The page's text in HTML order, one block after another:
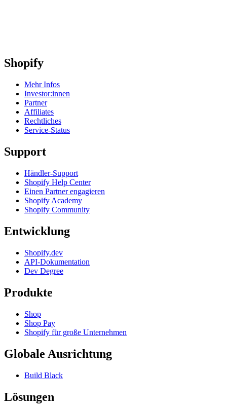
Shopify
Mehr Infos
Investor:innen
Partner
Affiliates
Rechtliches
Service-Status
Support
Händler-Support
Shopify Help Center
Einen Partner engagieren
Shopify Academy
Shopify Community
Entwicklung
Shopify.dev
API-Dokumentation
Dev Degree
Produkte
Shop
Shop Pay
Shopify für große Unternehmen
Globale Ausrichtung
Build Black
Lösungen